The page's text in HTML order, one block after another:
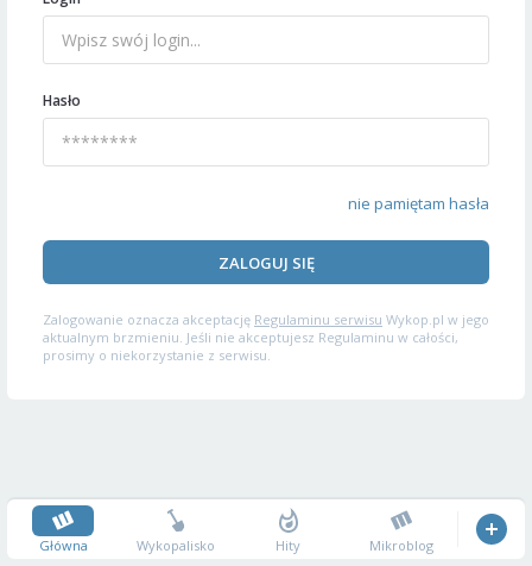
Hasło
nie pamiętam hasła
ZALOGUJ SIĘ
Zalogowanie oznacza akceptację Regulaminu serwisu Wykop.pl w jego
aktualnym brzmieniu. Jeśli nie akceptujesz Regulaminu w całości,
prosimy o niekorzystanie z serwisu.
Główna Wykopalisko Hity Mikroblog